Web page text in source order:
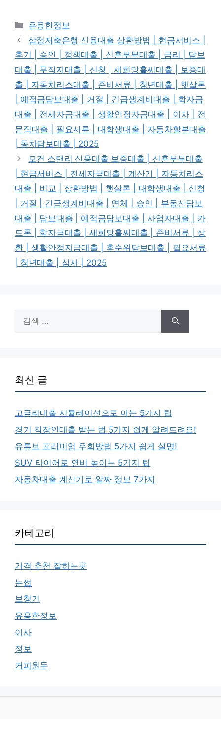
카
테
고
리
유용한정보
삼정저축은행 신용대출 상환방법 | 현금서비스 |
후기 | 승인 | 정책대출 | 신혼부부대출 | 금리 | 담보
대출 | 무직자대출 | 신청 | 새희망홀씨대출 | 보증대
출 | 자동차리스대출 | 준비서류 | 청년대출 | 햇살론
| 예적금담보대출 | 거절 | 긴급생계비대출 | 학자금
대출 | 전세자금대출 | 생활안정자금대출 | 이자 | 전
문직대출 | 필요서류 | 대학생대출 | 자동차할부대출
| 동차담보대출 | 2025
모건 스탠리 신용대출 보증대출 | 신혼부부대출
| 현금서비스 | 전세자금대출 | 계산기 | 자동차리스
대출 | 비교 | 상환방법 | 햇살론 | 대학생대출 | 신청
| 거절 | 긴급생계비대출 | 연체 | 승인 | 부동산담보
대출 | 담보대출 | 예적금담보대출 | 사업자대출 | 카
드론 | 학자금대출 | 새희망홀씨대출 | 준비서류 | 상
환 | 생활안정자금대출 | 후순위담보대출 | 필요서류
| 청년대출 | 심사 | 2025
색:
최신 글
고금리대출 시뮬레이션으로 아는 5가지 팁
경기 직장인대출 받는 법 5가지 쉽게 알려드려요!
유튜브 프리미엄 우회방법 5가지 쉽게 설명!
SUV 타이어로 연비 높이는 5가지 팁
자동차대출 계산기로 알짜 정보 7가지
카테고리
가격 추천 잘하는곳
눈썹
보청기
유용한정보
이사
정보
커피원두